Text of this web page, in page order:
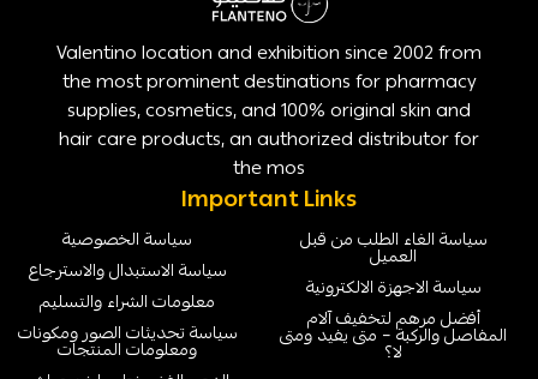
Valentino location and exhibition since 2002 from
the most prominent destinations for pharmacy
supplies, cosmetics, and 100% original skin and
hair care products, an authorized distributor for
the mos
Important Links
سياسة الخصوصية
سياسة الاستبدال والاسترجاع
معلومات الشراء والتسليم
سياسة تحديثات الصور ومكونات
ومعلومات المنتجات
سياسة الغاء الطلب من قبل
العميل
سياسة الاجهزة الالكترونية
أفضل مرهم لتخفيف آلام
المفاصل والركبة – متى يفيد ومتى
لا؟